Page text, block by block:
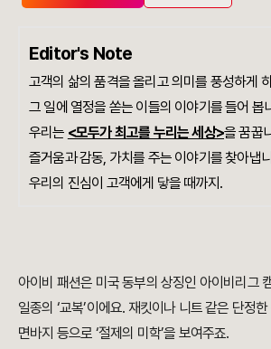
Editor's Note
고객의 삶의 품격을 올리고 의미를 풍성하게
그 일에 열정을 쏟는 이들의 이야기를 들어 봅
우리는 <모두가 최고를 누리는 세상>을 꿈꿉
즐거움과 감동, 가치를 주는 이야기를 찾아냅
우리의 진심이 고객에게 닿을 때까지.
아이비 패션은 미국 동부의 상징인 아이비리그
일종의 ‘교복’이에요. 재킷이나 니트 같은 단정
면바지 등으로 ‘절제의 미학’을 보여주죠.